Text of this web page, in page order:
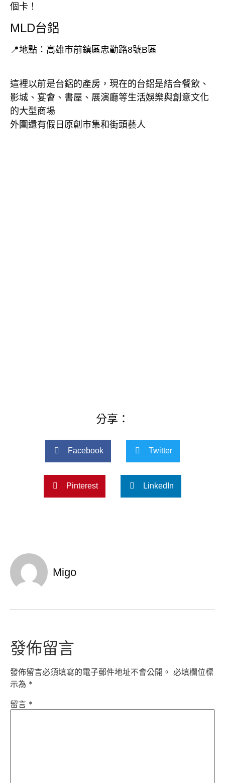
個卡！
MLD台鋁
📍地點：高雄市前鎮區忠勤路8號B區
這裡以前是台鋁的產房，現在的台鋁是結合餐飲、
影城、宴會、書屋、展演廳等生活娛樂與創意文化
的大型商場
外圍還有假日原創市集和街頭藝人
分享：
Facebook Twitter
Pinterest LinkedIn
Migo
發佈留言
發佈留言必須填寫的電子郵件地址不會公開。 必填欄位標
示為 *
留言 *